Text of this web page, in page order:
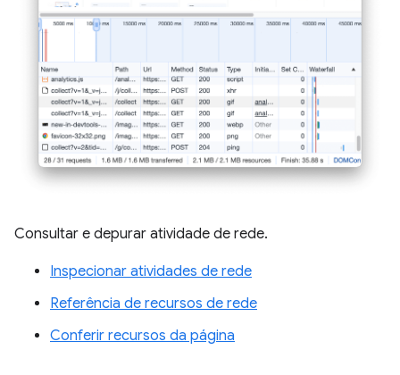
Consultar e depurar atividade de rede.
Inspecionar atividades de rede
Referência de recursos de rede
Conferir recursos da página